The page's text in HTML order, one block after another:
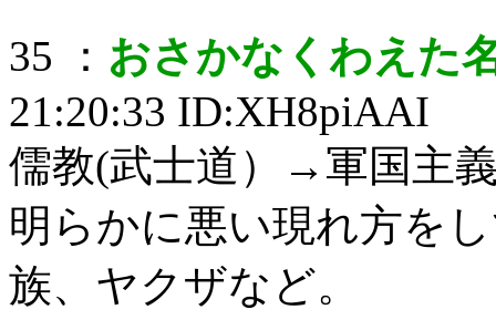
35 ： おさかなくわえた
21:20:33 ID:XH8piAAI
儒教(武士道）→軍国主
明らかに悪い現れ方を
族、ヤクザなど。